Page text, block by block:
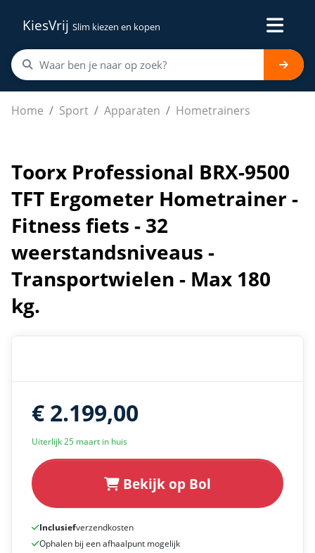
KiesVrij Slim kiezen en kopen
Home Sport Apparaten Hometrainers
Toorx Professional BRX-9500 TFT Ergometer
Toorx Professional BRX-9500
TFT Ergometer Hometrainer -
Fitness fiets - 32
weerstandsniveaus -
Transportwielen - Max 180
kg.
€ 2.199,00
Uiterlijk 25 maart in huis
Bekijk op Bol
Inclusiefverzendkosten
Ophalen bij een afhaalpunt mogelijk